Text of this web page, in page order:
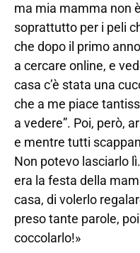
ma mia mamma non
soprattutto per i peli
che dopo il primo
a cercare online, e
casa c’è stata una
che a me piace
a vedere”. Poi, però,
e mentre tutti
Non potevo lasciarlo
era la festa della
casa, di volerlo
preso tante parole,
coccolarlo!»